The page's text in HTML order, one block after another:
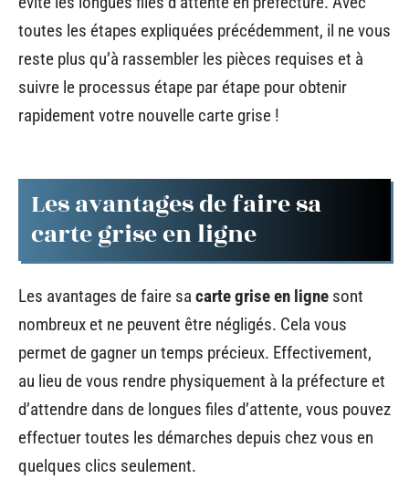
toutes les étapes expliquées précédemment, il ne vous
reste plus qu’à rassembler les pièces requises et à
suivre le processus étape par étape pour obtenir
rapidement votre nouvelle carte grise !
Les avantages de faire sa
carte grise en ligne
Les avantages de faire sa carte grise en ligne sont
nombreux et ne peuvent être négligés. Cela vous
permet de gagner un temps précieux. Effectivement,
au lieu de vous rendre physiquement à la préfecture et
d’attendre dans de longues files d’attente, vous pouvez
effectuer toutes les démarches depuis chez vous en
quelques clics seulement.